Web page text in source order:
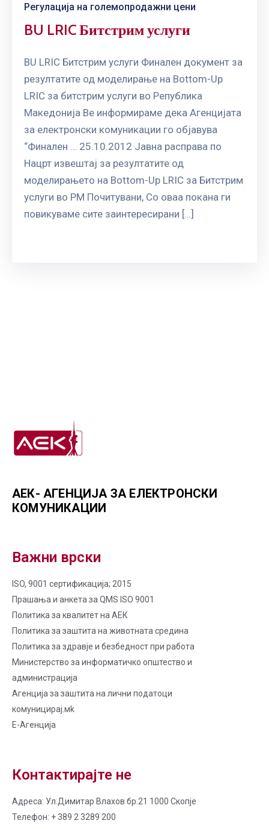
Регулација на големопродажни цени
BU LRIC Битстрим услуги
BU LRIC Битстрим услуги Финален документ за
резултатите од моделирање на Bottom-Up
LRIC за битстрим услуги во Република
Македонија Ве информираме дека Агенцијата
за електронски комуникации го објавува
“Финален … 25.10.2012 Јавна расправа по
Нацрт извештај за резултатите од
моделирањето на Bottom-Up LRIC за Битстрим
услуги во РМ Почитувани, Со оваа покана ги
повикуваме сите заинтересирани […]
АЕК- АГЕНЦИЈА ЗА ЕЛЕКТРОНСКИ
КОМУНИКАЦИИ
Важни врски
ISO, 9001 сертификација; 2015
Прашања и анкета за QMS ISO 9001
Политика за квалитет на AЕК
Политика за заштита на животната средина
Политика за здравје и безбедност при работа
Министерство за информатичко општество и
администрација
Агенција за заштита на лични податоци
комуницирај.мk
Е-Агенција
Контактирајте не
Адреса: Ул.Димитар Влахов бр.21 1000 Скопје
Телефон: + 389 2 3289 200